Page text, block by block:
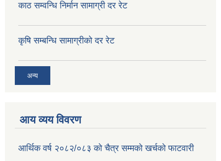
काठ सम्वन्धि निर्मान सामाग्री दर रेट
कृषि सम्बन्धि सामाग्रीको दर रेट
अन्य
आय व्यय विवरण
आर्थिक वर्ष २०८२/०८३ को चैत्र सम्मको खर्चको फाटवारी